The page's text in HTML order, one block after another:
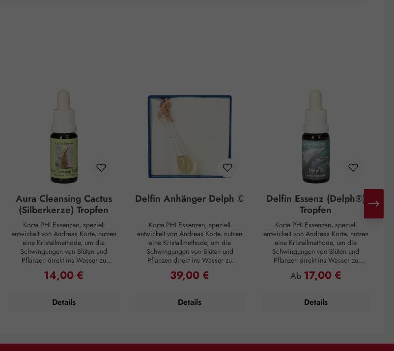
Aura Cleansing Cactus
(Silberkerze) Tropfen
Korte PHI Essenzen, speziell
entwickelt von Andreas Korte, nutzen
eine Kristallmethode, um die
Schwingungen von Blüten und
Pflanzen direkt ins Wasser zu
übertragen. Diese Essenzen sollen
helfen, innere und äußere Harmonie
unterstützen und die Verbindung zu
Regulärer Preis:
14,00 €
Details
Delfin Anhänger Delph ©
Korte PHI Essenzen, speziell
entwickelt von Andreas Korte, nutzen
eine Kristallmethode, um die
Schwingungen von Blüten und
Pflanzen direkt ins Wasser zu
übertragen. Diese Essenzen sollen
helfen, innere und äußere Harmonie
unterstützen und die Verbindung zu
Regulärer Preis:
39,00 €
Details
Delfin Essenz (Delph®)
Tropfen
Korte PHI Essenzen, speziell
entwickelt von Andreas Korte, nutzen
eine Kristallmethode, um die
Schwingungen von Blüten und
Pflanzen direkt ins Wasser zu
übertragen. Diese Essenzen sollen
helfen, innere und äußere Harmonie
unterstützen und die Verbindung zu
Regulärer Preis:
Ab 17,00 €
Details